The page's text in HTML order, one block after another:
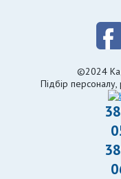
©2024
Підбір персоналу,